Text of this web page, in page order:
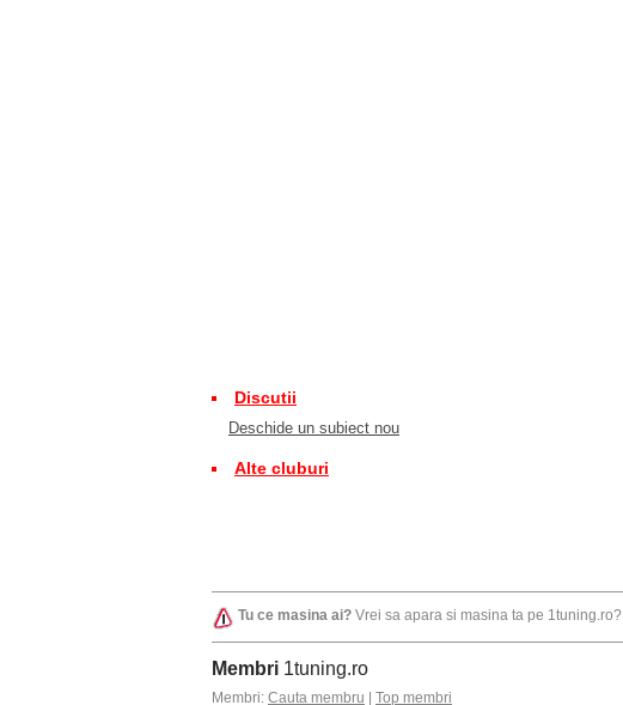
Discutii
Deschide un subiect nou
Alte cluburi
Tu ce masina ai? Vrei sa apara si masina ta pe 1tuning.ro?
Membri 1tuning.ro
Membri: Cauta membru Top membri